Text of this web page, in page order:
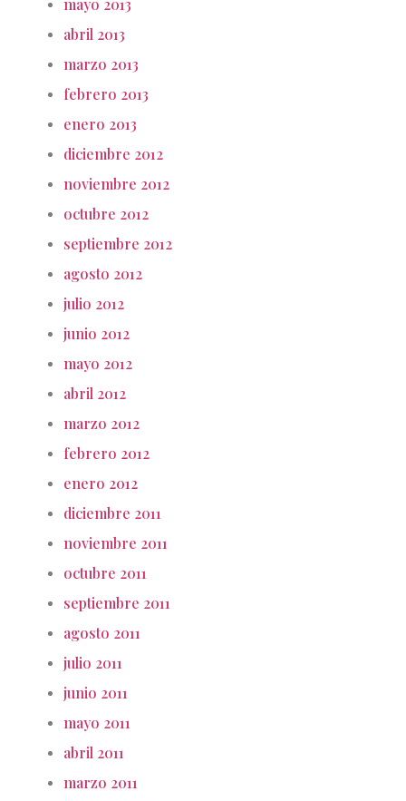
abril 2013
marzo 2013
febrero 2013
enero 2013
diciembre 2012
noviembre 2012
octubre 2012
septiembre 2012
agosto 2012
julio 2012
junio 2012
mayo 2012
abril 2012
marzo 2012
febrero 2012
enero 2012
diciembre 2011
noviembre 2011
octubre 2011
septiembre 2011
agosto 2011
julio 2011
junio 2011
mayo 2011
abril 2011
marzo 2011